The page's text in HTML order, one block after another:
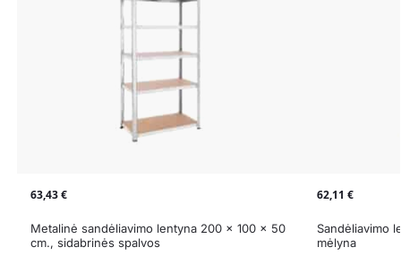
63,43€
Metalinė sandėliavimo lentyna 200 x 100 x 50
cm., sidabrinės spalvos
62,11 €
Sandėliavimo
mėlyna